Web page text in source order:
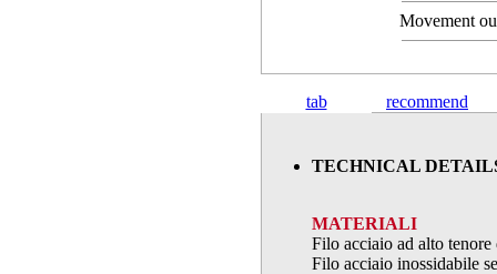
Movement
tab recommend
TECHNICAL
MATERIALI
Filo acciaio ad alto
Filo acciaio inossidabile